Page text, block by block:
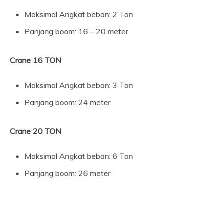
Maksimal Angkat beban: 2 Ton
Panjang boom: 16 – 20 meter
Crane 16 TON
Maksimal Angkat beban: 3 Ton
Panjang boom: 24 meter
Crane 20 TON
Maksimal Angkat beban: 6 Ton
Panjang boom: 26 meter